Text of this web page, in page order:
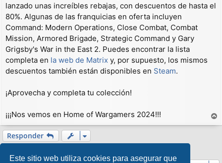
Este sitio web utiliza cookies para asegurar que
lanzado unas increíbles rebajas, con descuentos de hasta el
80%. Algunas de las franquicias en oferta incluyen
Command: Modern Operations, Close Combat, Combat
Mission, Armored Brigade, Strategic Command y Gary
Grigsby's War in the East 2. Puedes encontrar la lista
completa en la web de Matrix y, por supuesto, los mismos
descuentos también están disponibles en Steam.
¡Aprovecha y completa tu colección!
¡¡¡Nos vemos en Home of Wargamers 2024!!!
r
a
Responder